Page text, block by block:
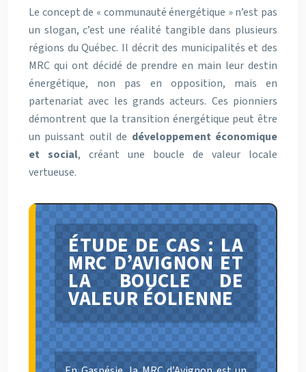
Le concept de « communauté énergétique » n’est pas
un slogan, c’est une réalité tangible dans plusieurs
régions du Québec. Il décrit des municipalités et des
MRC qui ont décidé de prendre en main leur destin
énergétique, non pas en opposition, mais en
partenariat avec les grands acteurs. Ces pionniers
démontrent que la transition énergétique peut être
un puissant outil de développement économique
et social, créant une boucle de valeur locale
vertueuse.
ÉTUDE DE CAS : LA
MRC D’AVIGNON ET
LA BOUCLE DE
VALEUR ÉOLIENNE